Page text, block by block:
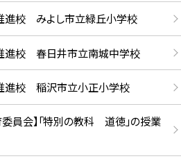
進校 みよし市立緑丘小学校
進校 春日井市立南城中学校
進校 稲沢市立小正小学校
員会】「特別の教科 道徳」の授業